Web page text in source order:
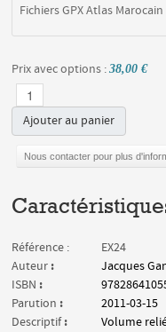
Fichiers GPX Atlas Marocain
Prix avec options : 38,00 €
Ajouter au panier
Nous contacter pour plus
Référence :
EX24
Auteur :
Jacques
ISBN :
Parution :
2011-03-15
Descriptif:
Volume